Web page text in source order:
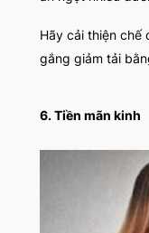
Hãy cải thiện chế
gắng giảm tải
6.Tiền mãn kinh